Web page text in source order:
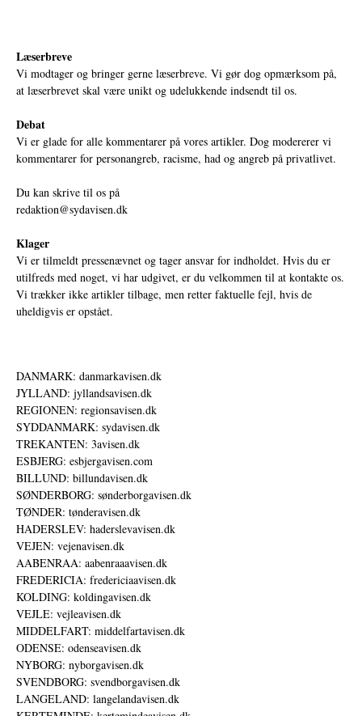
Læserbreve
Vi modtager og bringer gerne læserbreve. Vi gør dog opmærksom på,
at læserbrevet skal være unikt og udelukkende indsendt til os.
Debat
Vi er glade for alle kommentarer på vores artikler. Dog modererer vi
kommentarer for personangreb, racisme, had og angreb på privatlivet.
Du kan skrive til os på
redaktion@sydavisen.dk
Klager
Vi er tilmeldt pressenævnet og tager ansvar for indholdet. Hvis du er
utilfreds med noget, vi har udgivet, er du velkommen til at kontakte os.
Vi trækker ikke artikler tilbage, men retter faktuelle fejl, hvis de
uheldigvis er opstået.
DANMARK: danmarkavisen.dk
JYLLAND: jyllandsavisen.dk
REGIONEN: regionsavisen.dk
SYDDANMARK: sydavisen.dk
TREKANTEN: 3avisen.dk
ESBJERG: esbjergavisen.com
BILLUND: billundavisen.dk
SØNDERBORG: sønderborgavisen.dk
TØNDER: tønderavisen.dk
HADERSLEV: haderslevavisen.dk
VEJEN: vejenavisen.dk
AABENRAA: aabenraaavisen.dk
FREDERICIA: fredericiaavisen.dk
KOLDING: koldingavisen.dk
VEJLE: vejleavisen.dk
MIDDELFART: middelfartavisen.dk
ODENSE: odenseavisen.dk
NYBORG: nyborgavisen.dk
SVENDBORG: svendborgavisen.dk
LANGELAND: langelandavisen.dk